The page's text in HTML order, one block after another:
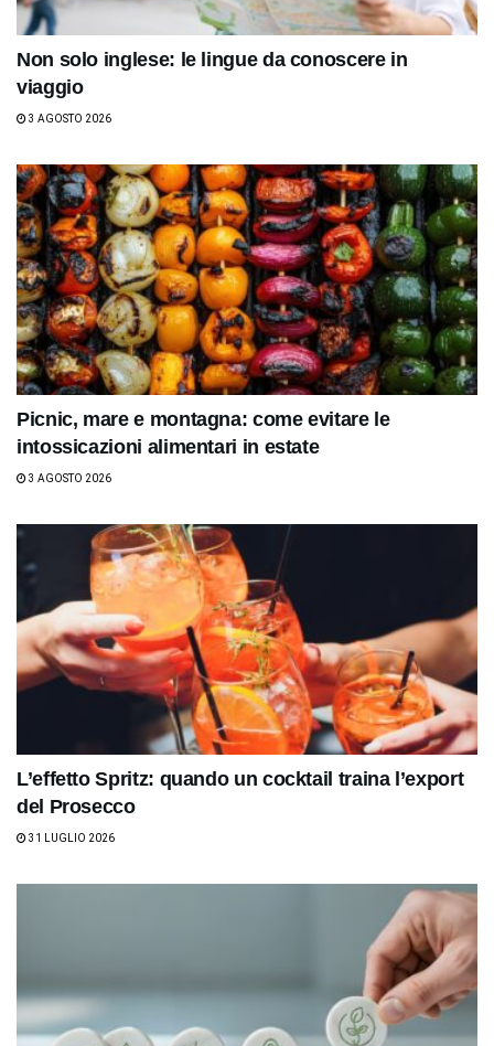
Non solo inglese: le lingue da conoscere in
viaggio
3 AGOSTO 2026
Picnic, mare e montagna: come evitare le
intossicazioni alimentari in estate
3 AGOSTO 2026
L’effetto Spritz: quando un cocktail traina l’export
del Prosecco
31 LUGLIO 2026